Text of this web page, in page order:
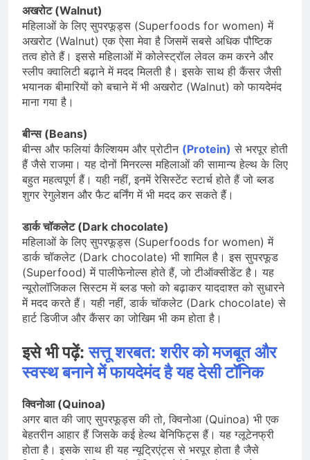
अखरोट (Walnut)
महिलाओं के लिए सुपरफूड्स (Superfoods for women) में
अखरोट (Walnut) एक ऐसा मेवा है जिसमें सबसे अधिक पौष्टिक
तत्व होते हैं। इससे महिलाओं में कोलेस्ट्रॉल लेवल कम करने और
स्लीप क्वालिटी बढ़ाने में मदद मिलती है। इसके साथ ही कैंसर जैसी
भयानक बीमारियों को बचाने में भी अखरोट (Walnut) को फायदेमंद
माना गया है।
बीन्स (Beans)
बीन्स और फलियां कैल्शियम और प्रोटीन (Protein) से भरपूर होती
हैं जैसे राजमा। यह दोनों मिनरल्स महिलाओं की सामान्य हेल्थ के लिए
बहुत महत्वपूर्ण हैं। यही नहीं, इनमें रेसिस्टेंट स्टार्च होते हैं जो ब्लड
शुगर रेगुलेशन और फैट बर्निंग में भी मदद कर सकते हैं।
डार्क चॉकलेट (Dark chocolate)
महिलाओं के लिए सुपरफूड्स (Superfoods for women) में
डार्क चॉकलेट (Dark chocolate) भी शामिल है। इस सुपरफूड
(Superfood) में पालीफेनोल्स होते हैं, जो टीऑक्सीडेंट है। यह
न्यूरोलॉजिकल सिस्टम में ब्लड फ्लो को बढ़ाकर याददाश्त को सुधारने
में मदद करते हैं। यही नहीं, डार्क चॉकलेट (Dark chocolate) से
हार्ट डिजीज और कैंसर का जोखिम भी कम होता है।
इसे भी पढ़ें:सत्तू शरबत: शरीर को मजबूत और
स्वस्थ बनाने में फायदेमंद है यह देसी टॉनिक
क्विनोआ (Quinoa)
अगर बात की जाए सुपरफूड्स की तो, क्विनोआ (Quinoa) भी एक
बेहतरीन आहार हैं जिसके कई हेल्थ बेनिफिट्स हैं। यह ग्लूटेनफ्री
होता है। इसके साथ ही यह न्यूट्रिएंट्स से भरपूर होता है जैसे